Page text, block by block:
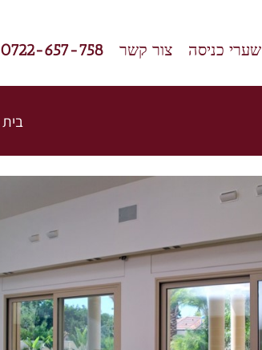
שערי כניסה צור קשר 0722-657-758
בית